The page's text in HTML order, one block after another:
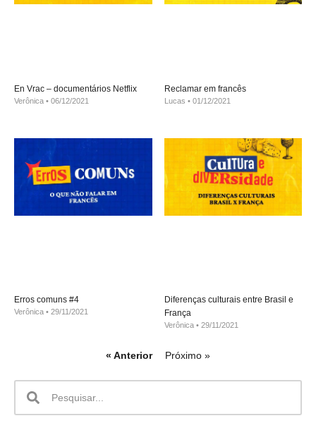
En Vrac – documentários Netflix
Verônica 06/12/2021
Reclamar em francês
Lucas 01/12/2021
Erros comuns #4
Verônica 29/11/2021
Diferenças culturais entre Brasil e
França
Verônica 29/11/2021
« Anterior Próximo »